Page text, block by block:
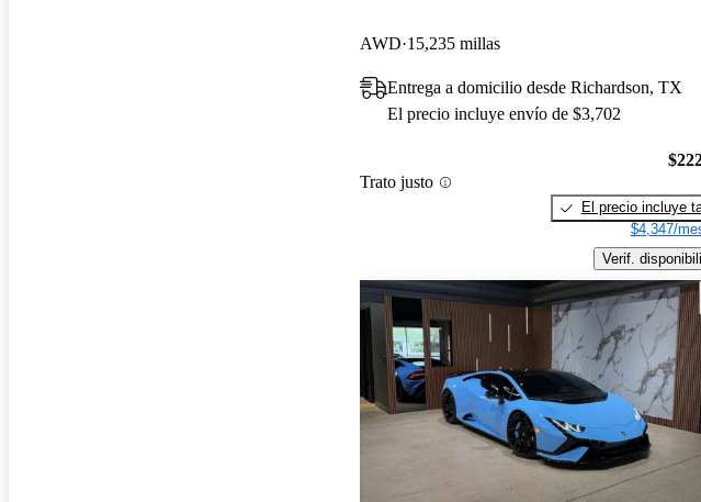
AWD 15,235 millas
Entrega a domicilio desde Richardson, TX
El precio incluye envío de $3,702
Trato justo
El precio incluye
$4,347/
Verif.